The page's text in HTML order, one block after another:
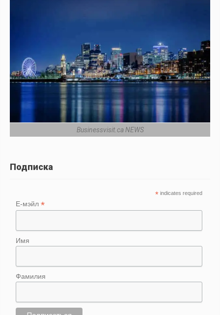
Businessvisit.ca NEWS
Подписка
* indicates required
Е-мэйл*
Имя
Фамилия